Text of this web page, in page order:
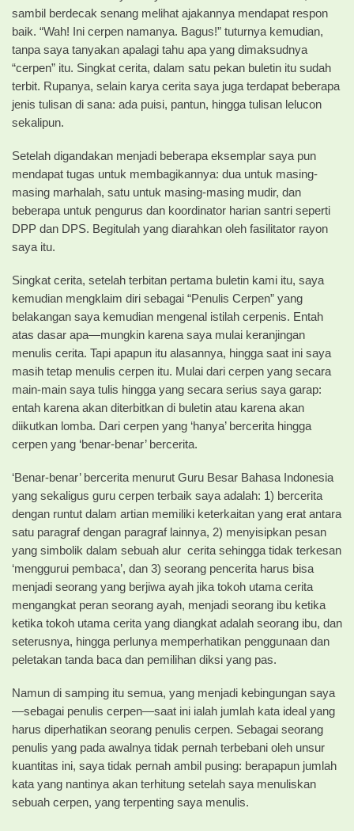
sambil berdecak senang melihat ajakannya mendapat respon
baik. “Wah! Ini cerpen namanya. Bagus!” tuturnya kemudian,
tanpa saya tanyakan apalagi tahu apa yang dimaksudnya
“cerpen” itu. Singkat cerita, dalam satu pekan buletin itu sudah
terbit. Rupanya, selain karya cerita saya juga terdapat beberapa
jenis tulisan di sana: ada puisi, pantun, hingga tulisan lelucon
sekalipun.
Setelah digandakan menjadi beberapa eksemplar saya pun
mendapat tugas untuk membagikannya: dua untuk masing-
masing marhalah, satu untuk masing-masing mudir, dan
beberapa untuk pengurus dan koordinator harian santri seperti
DPP dan DPS. Begitulah yang diarahkan oleh fasilitator rayon
saya itu.
Singkat cerita, setelah terbitan pertama buletin kami itu, saya
kemudian mengklaim diri sebagai “Penulis Cerpen” yang
belakangan saya kemudian mengenal istilah cerpenis. Entah
atas dasar apa—mungkin karena saya mulai keranjingan
menulis cerita. Tapi apapun itu alasannya, hingga saat ini saya
masih tetap menulis cerpen itu. Mulai dari cerpen yang secara
main-main saya tulis hingga yang secara serius saya garap:
entah karena akan diterbitkan di buletin atau karena akan
diikutkan lomba. Dari cerpen yang ‘hanya’ bercerita hingga
cerpen yang ‘benar-benar’ bercerita.
‘Benar-benar’ bercerita menurut Guru Besar Bahasa Indonesia
yang sekaligus guru cerpen terbaik saya adalah: 1) bercerita
dengan runtut dalam artian memiliki keterkaitan yang erat antara
satu paragraf dengan paragraf lainnya, 2) menyisipkan pesan
yang simbolik dalam sebuah alur cerita sehingga tidak terkesan
‘menggurui pembaca’, dan 3) seorang pencerita harus bisa
menjadi seorang yang berjiwa ayah jika tokoh utama cerita
mengangkat peran seorang ayah, menjadi seorang ibu ketika
ketika tokoh utama cerita yang diangkat adalah seorang ibu, dan
seterusnya, hingga perlunya memperhatikan penggunaan dan
peletakan tanda baca dan pemilihan diksi yang pas.
Namun di samping itu semua, yang menjadi kebingungan saya
—sebagai penulis cerpen—saat ini ialah jumlah kata ideal yang
harus diperhatikan seorang penulis cerpen. Sebagai seorang
penulis yang pada awalnya tidak pernah terbebani oleh unsur
kuantitas ini, saya tidak pernah ambil pusing: berapapun jumlah
kata yang nantinya akan terhitung setelah saya menuliskan
sebuah cerpen, yang terpenting saya menulis.